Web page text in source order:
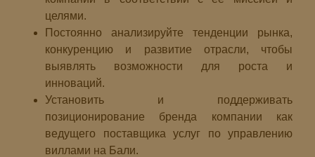
целями.
Постоянно анализируйте тенденции рынка,
конкуренцию и развитие отрасли, чтобы
выявлять возможности для роста и
инноваций.
Установить и поддерживать
позиционирование бренда компании как
ведущего поставщика услуг по управлению
виллами на Бали.